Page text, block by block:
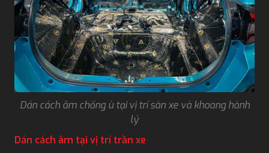
Dán cách âm chống ù tại vị trí sàn xe và khoang hành
lý
Dán cách âm tại vị trí trần xe